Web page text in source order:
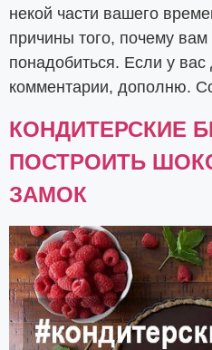
некой части вашего
причины того, почему вам
понадобиться. Если у
комментарии, дополню.
КОНДИТЕРСКИЕ
ПОСТРОИТЬ
ЗАМОК